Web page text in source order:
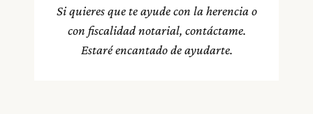
Si quieres que te ayude con la herencia o
con fiscalidad notarial, contáctame.
Estaré encantado de ayudarte.